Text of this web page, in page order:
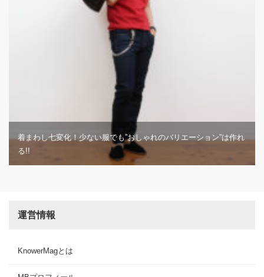
着まわし七変化！少ない服でも”おしゃれのバリエーション”は作れ
る!!
運営情報
KnowerMagとは